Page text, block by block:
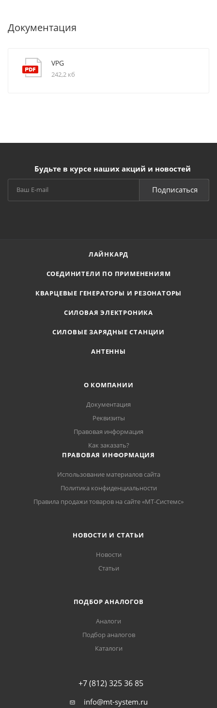
Документация
VPG
242,2 кб
Будьте в курсе наших акций и новостей
Подписаться
ЛАЙНКАРД
СОЕДИНИТЕЛИ ПО ПРИМЕНЕНИЯМ
КВАРЦЕВЫЕ ГЕНЕРАТОРЫ И РЕЗОНАТОРЫ
СИЛОВАЯ ЭЛЕКТРОНИКА
СИЛОВЫЕ ЗАРЯДНЫЕ СТАНЦИИ
АНТЕННЫ
О КОМПАНИИ
Документация
Реквизиты
Правовая информация
Как заказать?
ПРАВОВАЯ ИНФОРМАЦИЯ
Использование материалов сайта
Политика конфиденциальности
Правила продажи товаров на сайте «МТ-Системс»
НОВОСТИ И СТАТЬИ
Новости
Статьи
ПОДБОР АНАЛОГОВ
Аналоги
Подбор аналогов
Каталоги
+7 (812) 325 36 85
info@mt-system.ru